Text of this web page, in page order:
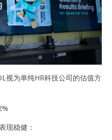
视为单纯HR科技公司的估值方
现稳健：